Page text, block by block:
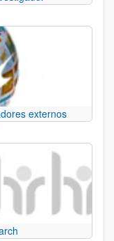
externos